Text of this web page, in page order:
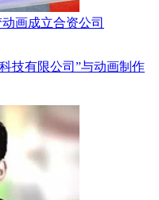
画成立合资公司
技有限公司”与动画制作